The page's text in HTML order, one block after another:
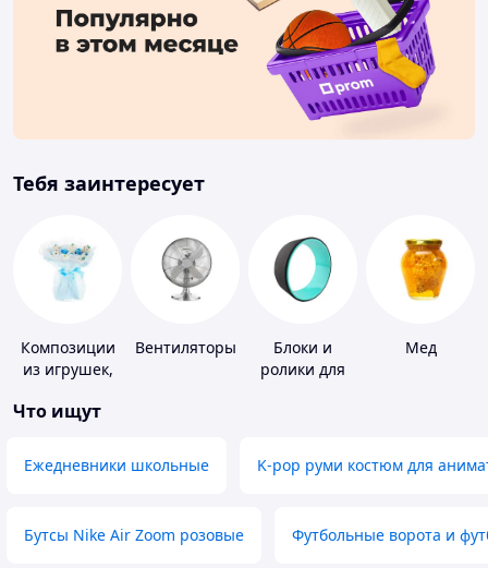
Тебя заинтересует
Композиции
из игрушек,
подгузников
Вентиляторы
Блоки и
ролики для
Мед
Что ищут
Ежедневники школьные K-pop руми костюм для
Бутсы Nike Air Zoom розовые Футбольные ворота и